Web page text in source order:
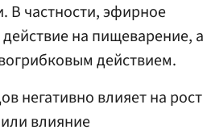
частности, эфирное
на пищеварение, а
действием.
негативно влияет на рост
влияние